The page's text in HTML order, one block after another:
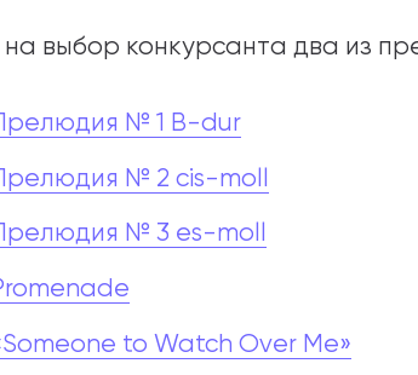
выбор конкурсанта два из
№ 1 B-dur
№ 2 cis-moll
№ 3 es-moll
to Watch Over Me»